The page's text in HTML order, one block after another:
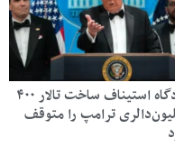
دادگاه استیناف ساخت تالار ۴۰۰
ترامپ را متوقف